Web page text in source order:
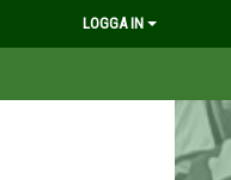
LOGGA IN